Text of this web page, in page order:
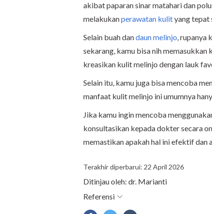
akibat paparan sinar matahari dan
melakukanperawatan kulityang tepat
Selain buah dandaun melinjo, rupanya
sekarang, kamu bisa nih
kreasikan kulit melinjo dengan lauk
Selain itu, kamu juga bisa mencoba
manfaat kulit melinjo ini umumnya
Jika kamu ingin mencoba
konsultasikan kepada dokter secara
memastikan apakah hal ini efektif dan
Terakhir diperbarui: 22 April 2026